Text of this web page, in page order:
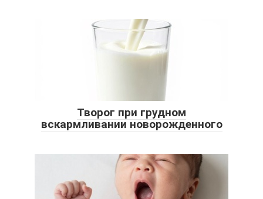
Творог при грудном
вскармливании новорожденного